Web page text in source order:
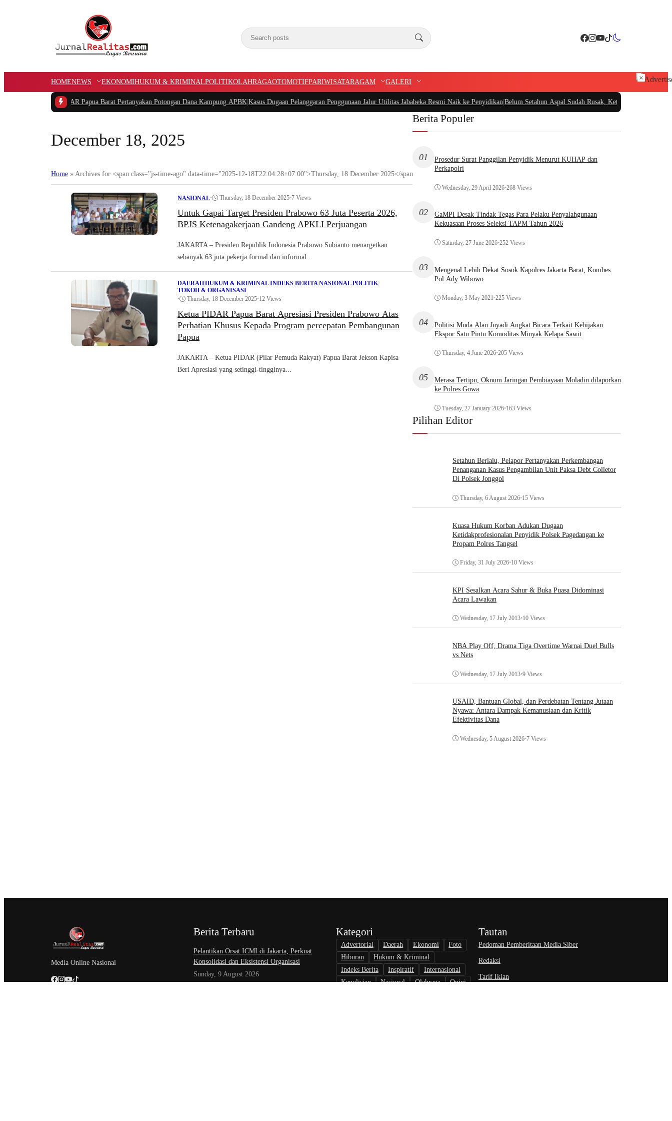
HOMENEWS EKONOMIHUKUM & KRIMINALPOLITIKOLAHRAGAOTOMOTIFPARIWISATARAGAM GALERI
Ketua PIDAR Papua Barat Pertanyakan Potongan Dana Kampung APBK| Kasus Dugaan Pelanggaran Penggunaan Jalur Utilitas Jababeka Resmi Naik ke Penyidikan|Belum Setahun Aspal Sudah Rusak, Ketua PIDAR Papua Barat
December 18, 2025
Home » Archives for <span class="js-time-ago" data-time="2025-12-18T22:04:28+07:00">Thursday, 18 December 2025</span>
NASIONAL• Thursday, 18 December 2025•7 Views
Untuk Gapai Target Presiden Prabowo 63 Juta Peserta 2026,
BPJS Ketenagakerjaan Gandeng APKLI Perjuangan
JAKARTA – Presiden Republik Indonesia Prabowo Subianto menargetkan
sebanyak 63 juta pekerja formal dan informal...
DAERAH|HUKUM & KRIMINAL|INDEKS BERITA|NASIONAL|POLITIK|
TOKOH & ORGANISASI
•
Thursday, 18 December 2025•12 Views
Ketua PIDAR Papua Barat Apresiasi Presiden Prabowo Atas
Perhatian Khusus Kepada Program percepatan Pembangunan
Papua
JAKARTA – Ketua PIDAR (Pilar Pemuda Rakyat) Papua Barat Jekson Kapisa
Beri Apresiasi yang setinggi-tingginya...
Berita Populer
01
Prosedur Surat Panggilan Penyidik Menurut KUHAP dan
Perkapolri
Wednesday, 29 April 2026•268 Views
02
GaMPI Desak Tindak Tegas Para Pelaku Penyalahgunaan
Kekuasaan Proses Seleksi TAPM Tahun 2026
Saturday, 27 June 2026•252 Views
03
Mengenal Lebih Dekat Sosok Kapolres Jakarta Barat, Kombes
Pol Ady Wibowo
Monday, 3 May 2021•225 Views
04
Politisi Muda Alan Juyadi Angkat Bicara Terkait Kebijakan
Ekspor Satu Pintu Komoditas Minyak Kelapa Sawit
Thursday, 4 June 2026•205 Views
05
Merasa Tertipu, Oknum Jaringan Pembiayaan Moladin dilaporkan
ke Polres Gowa
Tuesday, 27 January 2026•163 Views
Pilihan Editor
Setahun Berlalu, Pelapor Pertanyakan Perkembangan
Penanganan Kasus Pengambilan Unit Paksa Debt Colletor
Di Polsek Jonggol
Thursday, 6 August 2026•15 Views
Kuasa Hukum Korban Adukan Dugaan
Ketidakprofesionalan Penyidik Polsek Pagedangan ke
Propam Polres Tangsel
Friday, 31 July 2026•10 Views
KPI Sesalkan Acara Sahur & Buka Puasa Didominasi
Acara Lawakan
Wednesday, 17 July 2013•10 Views
NBA Play Off, Drama Tiga Overtime Warnai Duel Bulls
vs Nets
Wednesday, 17 July 2013•9 Views
USAID, Bantuan Global, dan Perdebatan Tentang Jutaan
Nyawa: Antara Dampak Kemanusiaan dan Kritik
Efektivitas Dana
Wednesday, 5 August 2026•7 Views
Media Online Nasional
Berita Terbaru
Pelantikan Orsat ICMI di Jakarta, Perkuat
Konsolidasi dan Eksistensi Organisasi
Sunday, 9 August 2026
Kategori
Advertorial Daerah Ekonomi
Foto
Hiburan
Hukum & Kriminal
Indeks Berita
Inspiratif
Internasional
Kepolisian
Nasional Olahraga
Opini
Tautan
Pedoman Pemberitaan Media Siber
Redaksi
Tarif Iklan
×